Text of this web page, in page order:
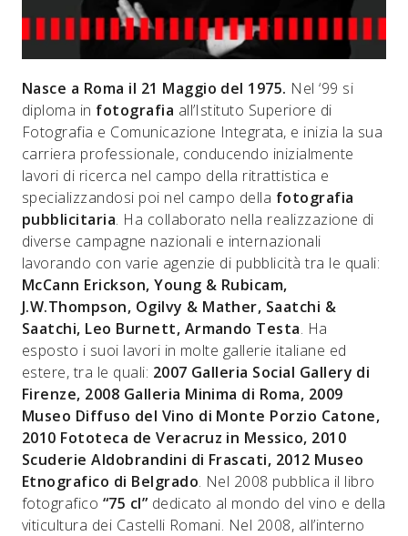
Nasce a Roma il 21 Maggio del 1975. Nel ‘99 si
diploma in fotografia all’Istituto Superiore di
Fotografia e Comunicazione Integrata, e inizia la sua
carriera professionale, conducendo inizialmente
lavori di ricerca nel campo della ritrattistica e
specializzandosi poi nel campo della fotografia
pubblicitaria. Ha collaborato nella realizzazione di
diverse campagne nazionali e internazionali
lavorando con varie agenzie di pubblicità tra le quali:
McCann Erickson, Young & Rubicam,
J.W.Thompson, Ogilvy & Mather, Saatchi &
Saatchi, Leo Burnett, Armando Testa. Ha
esposto i suoi lavori in molte gallerie italiane ed
estere, tra le quali: 2007 Galleria Social Gallery di
Firenze, 2008 Galleria Minima di Roma, 2009
Museo Diffuso del Vino di Monte Porzio Catone,
2010 Fototeca de Veracruz in Messico, 2010
Scuderie Aldobrandini di Frascati, 2012 Museo
Etnografico di Belgrado. Nel 2008 pubblica il libro
fotografico “75 cl” dedicato al mondo del vino e della
viticultura dei Castelli Romani. Nel 2008, all’interno